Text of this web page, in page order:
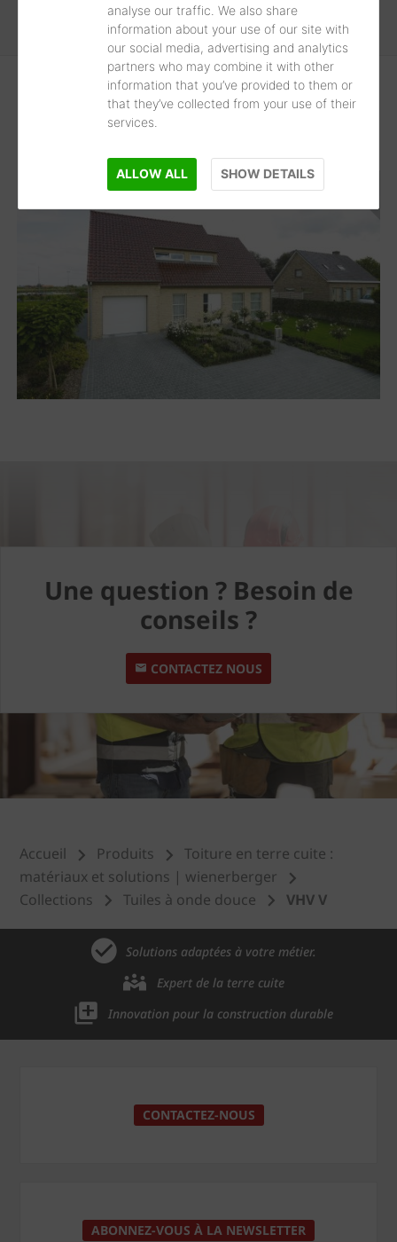
analyse our traffic. We also share
information about your use of our site with
our social media, advertising and analytics
partners who may combine it with other
information that you’ve provided to them or
that they’ve collected from your use of their
services.
ALLOW ALL SHOW DETAILS
Une question ? Besoin de
conseils ?
CONTACTEZ NOUS
Accueil Produits
Toiture en terre cuite :
matériaux et solutions | wienerberger
Collections
Tuiles à onde douce VHV V
Solutions adaptées à votre métier.
Expert de la terre cuite
Innovation pour la construction durable
CONTACTEZ-NOUS
ABONNEZ-VOUS À LA NEWSLETTER